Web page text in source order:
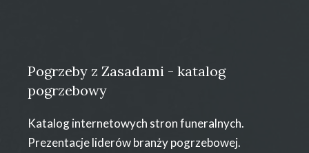
Pogrzeby z Zasadami - katalog
pogrzebowy
Katalog internetowych stron funeralnych.
Prezentacje liderów branży pogrzebowej.